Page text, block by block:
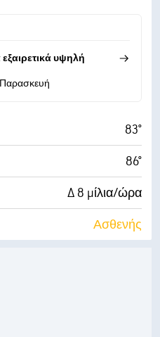
64° F
30000 πδ
υψηλή
Παρασκευή
83°
86°
Δ 8 μίλια/ώρα
Ασθενής